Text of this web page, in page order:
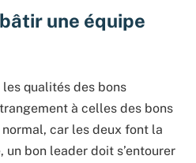
une équipe
les qualités des bons
à celles des bons
normal, car les deux font la
bon leader doit s’entourer